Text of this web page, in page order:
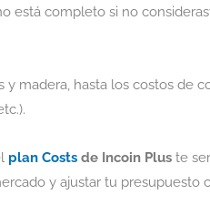
está completo si no
madera, hasta los costos de
plan Costs de Incoin Plus te
y ajustar tu presupuesto